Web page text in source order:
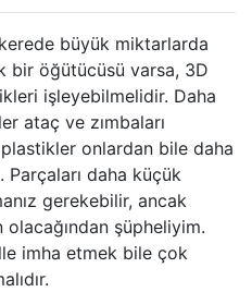
büyük miktarlarda
bir öğütücüsü varsa, 3D
işleyebilmelidir. Daha
ataç ve zımbaları
onlardan bile daha
Parçaları daha küçük
gerekebilir, ancak
şüpheliyim.
imha etmek bile çok